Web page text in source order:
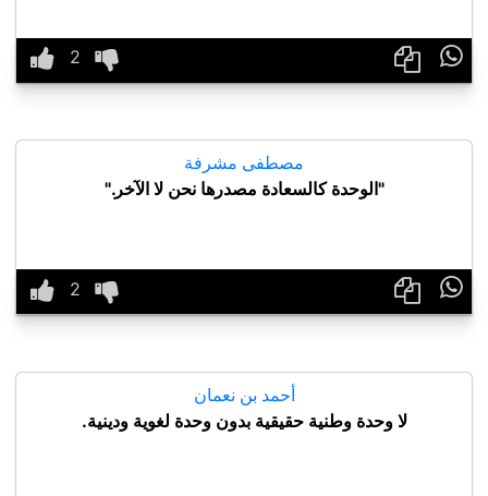

مصطفى مشرفة
"الوحدة كالسعادة مصدرها نحن لا الآخر."

أحمد بن نعمان
لا وحدة وطنية حقيقية بدون وحدة لغوية ودينية.